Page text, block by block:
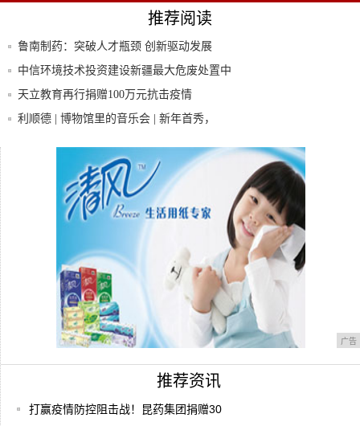
推荐阅读
鲁南制药：突破人才瓶颈 创新驱动发展
中信环境技术投资建设新疆最大危废处置中
心项目
天立教育再行捐赠100万元抗击疫情
利顺德 | 博物馆里的音乐会 | 新年首秀，
打赢疫情防控阻击战！昆药集团捐赠300万
广告
推荐资讯
打赢疫情防控阻击战！昆药集团捐赠30